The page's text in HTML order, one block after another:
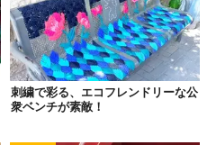
刺繍で彩る、エコフレンドリーな公
衆ベンチが素敵！